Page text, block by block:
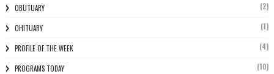
OBUTUARY (2)
OHITUARY (1)
PROFILE OF THE WEEK (4)
PROGRAMS TODAY (10)